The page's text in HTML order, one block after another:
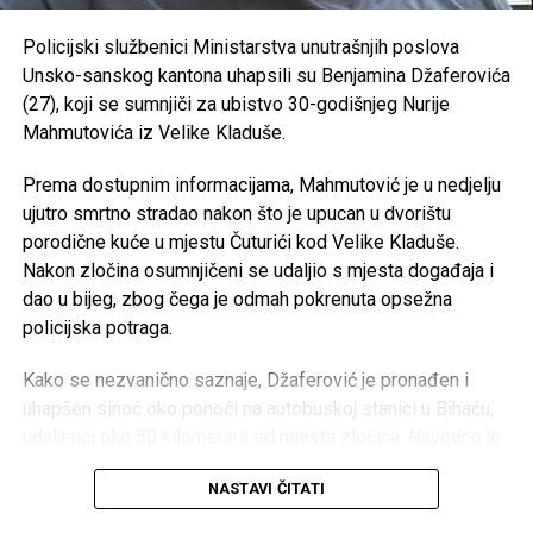
OKK “Sana” –25.000 KM
SPD “Mulež” –15.000 KM
SRD “Devet rijeka” –15.000 KM
AK “Sana” –10.000 KM
Fitness klub “Sana” –8.000 KM
Judo klub “Sanski Most” – 7.500 KM
Karate klub “Hurije” –
ŽOK “Sana” –
5.000 KM
Ronilački klub “Vir” –5.000 KM
Velika Kladuša – 133.000 KM
javnom sektoru
https://antikorupcijausk.ba/V2/registar-zaposlenih-u-
javnom-sektoru/
Post
Tweet
Mail
Policijski službenici Ministarstva unutrašnjih poslova
Unsko-sanskog kantona uhapsili su Benjamina Džaferovića
(27), koji se sumnjiči za ubistvo 30-godišnjeg Nurije
Mahmutovića iz Velike Kladuše.
Prema dostupnim informacijama, Mahmutović je u nedjelju
ujutro smrtno stradao nakon što je upucan u dvorištu
porodične kuće u mjestu Čuturići kod Velike Kladuše.
Nakon zločina osumnjičeni se udaljio s mjesta događaja i
dao u bijeg, zbog čega je odmah pokrenuta opsežna
policijska potraga.
Kako se nezvanično saznaje, Džaferović je pronađen i
uhapšen sinoć oko ponoći na autobuskoj stanici u Bihaću,
čekao autobus kojim je planirao nastaviti bijeg.
NASTAVI ČITATI